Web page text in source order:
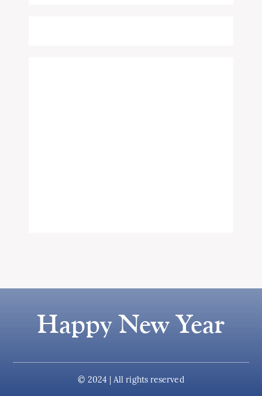
Happy New Year
© 2024 | All rights reserved